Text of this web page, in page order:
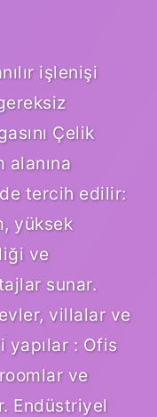
işlenişi
Çelik
alanına
tercih edilir:
yüksek
ve
sunar.
villalar ve
yapılar : Ofis
ve
Endüstriyel